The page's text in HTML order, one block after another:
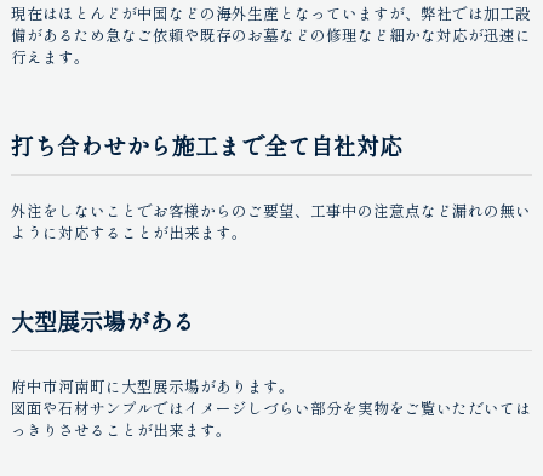
現在はほとんどが中国などの海外生産となっていますが、弊社では加工設
備があるため急なご依頼や既存のお墓などの修理など細かな対応が迅速に
行えます。
打ち合わせから施工まで全て自社対応
外注をしないことでお客様からのご要望、工事中の注意点など漏れの無い
ように対応することが出来ます。
大型展示場がある
府中市河南町に大型展示場があります。
図面や石材サンプルではイメージしづらい部分を実物をご覧いただいては
っきりさせることが出来ます。